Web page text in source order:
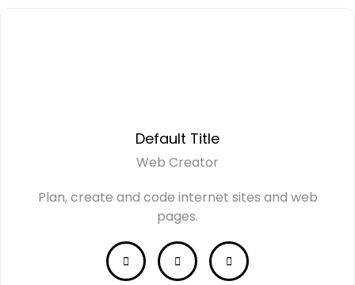
Default Title
Web Creator
Plan, create and code internet sites and web
pages.